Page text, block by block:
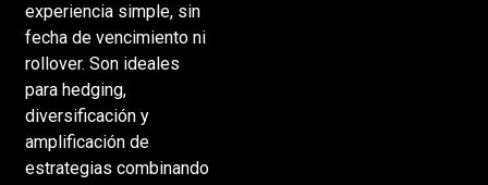
experiencia simple, sin
fecha de vencimiento ni
rollover. Son ideales
para hedging,
diversificación y
amplificación de
estrategias combinando